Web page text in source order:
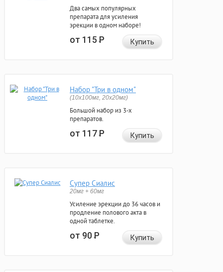
Два самых популярных
препарата для усиления
эрекции в одном наборе!
от 115Р Купить
Набор "Три в одном"
(10x100мг, 20x20мг)
Большой набор из 3-х
препаратов.
от 117Р Купить
Супер Сиалис
20мг + 60мг
Усиление эрекции до 36 часов и
продление полового акта в
одной таблетке.
от 90Р Купить